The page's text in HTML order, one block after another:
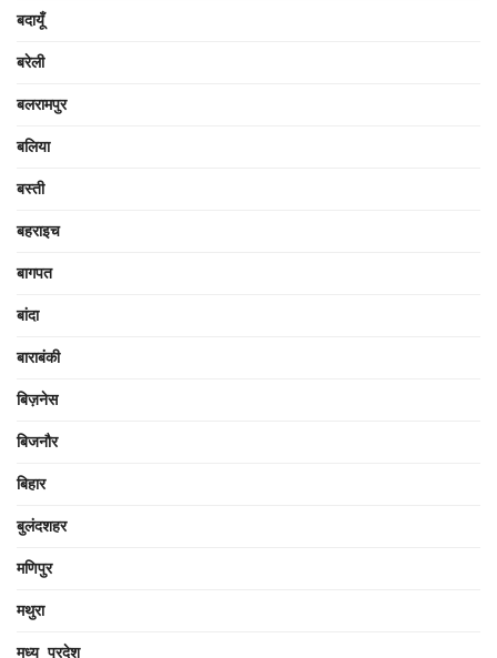
बदायूँ
बरेली
बलरामपुर
बलिया
बस्ती
बहराइच
बागपत
बांदा
बाराबंकी
बिज़नेस
बिजनौर
बिहार
बुलंदशहर
मणिपुर
मथुरा
मध्य प्रदेश